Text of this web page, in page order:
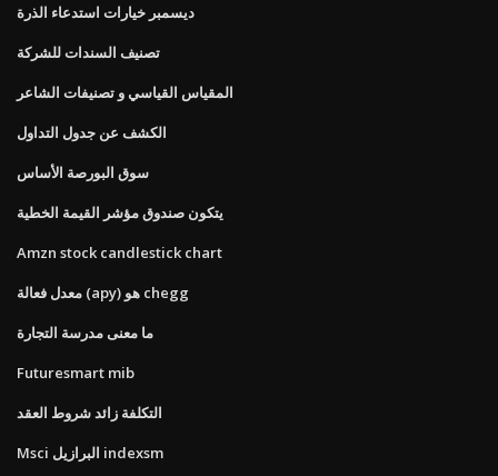
ديسمبر خيارات استدعاء الذرة
تصنيف السندات للشركة
المقياس القياسي و تصنيفات الشاعر
الكشف عن جدول التداول
سوق البورصة الأساس
يتكون صندوق مؤشر القيمة الخطية
Amzn stock candlestick chart
معدل فعالة (apy) هو chegg
ما معنى مدرسة التجارة
Futuresmart mib
التكلفة زائد شروط العقد
Msci البرازيل indexsm